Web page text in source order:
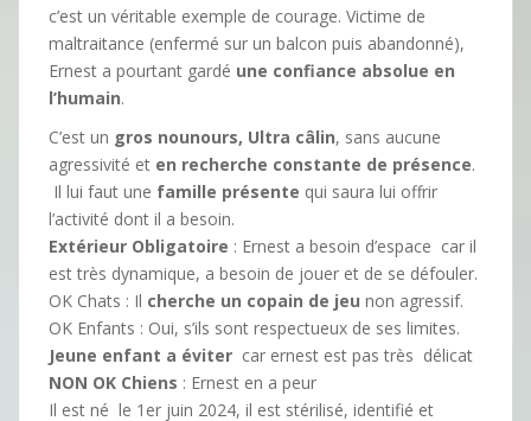
c’est un véritable exemple de courage. Victime de
maltraitance (enfermé sur un balcon puis abandonné),
Ernest a pourtant gardé une confiance absolue en
l’humain.
C’est un gros nounours, Ultra câlin, sans aucune
agressivité et en recherche constante de présence.
​ Il lui faut une famille présente qui saura lui offrir
l’activité dont il a besoin.
​Extérieur Obligatoire : Ernest a besoin d’espace car il
est très dynamique, a besoin de jouer et de se défouler.
OK Chats : Il cherche un copain de jeu non agressif.
​OK Enfants : Oui, s’ils sont respectueux de ses limites.
Jeune enfant a éviter car ernest est pas très délicat
NON OK Chiens : Ernest en a peur
Il est né le 1er juin 2024, il est ​stérilisé, identifié et